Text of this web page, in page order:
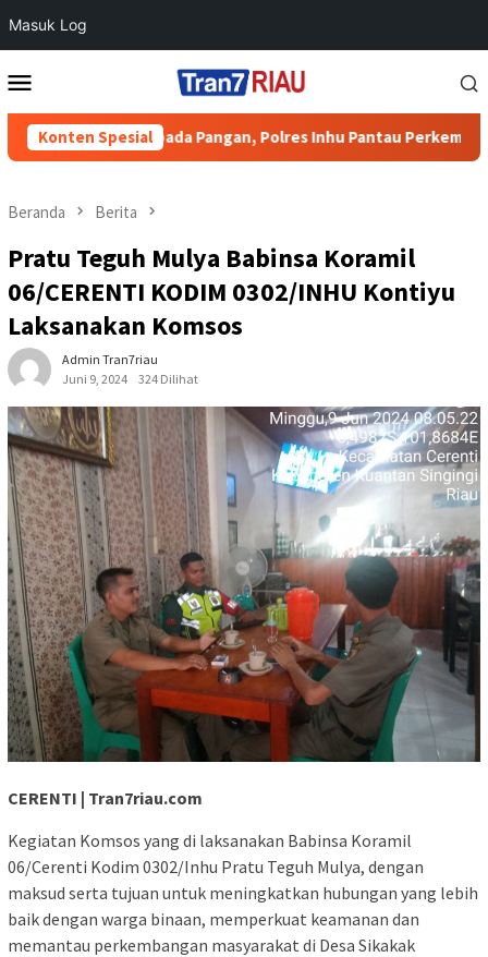
Masuk Log
ke
Mobile
Konten Spesial
Swasembada Pangan, Polres Inhu Pantau Perkembangan
Beranda Berita
Pratu Teguh Mulya Babinsa Koramil
06/CERENTI KODIM 0302/INHU Kontiyu
Laksanakan Komsos
Admin Tran7riau
Juni 9, 2024
324 Dilihat
CERENTI | Tran7riau.com
Kegiatan Komsos yang di laksanakan Babinsa Koramil
06/Cerenti Kodim 0302/Inhu Pratu Teguh Mulya, dengan
maksud serta tujuan untuk meningkatkan hubungan yang lebih
baik dengan warga binaan, memperkuat keamanan dan
memantau perkembangan masyarakat di Desa Sikakak